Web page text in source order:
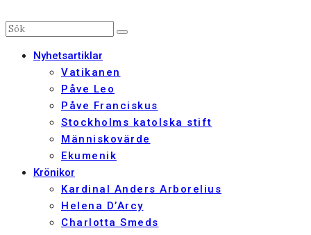
Nyhetsartiklar
Vatikanen
Påve Leo
Påve Franciskus
Stockholms katolska stift
Människovärde
Ekumenik
Krönikor
Kardinal Anders Arborelius
Helena D’Arcy
Charlotta Smeds